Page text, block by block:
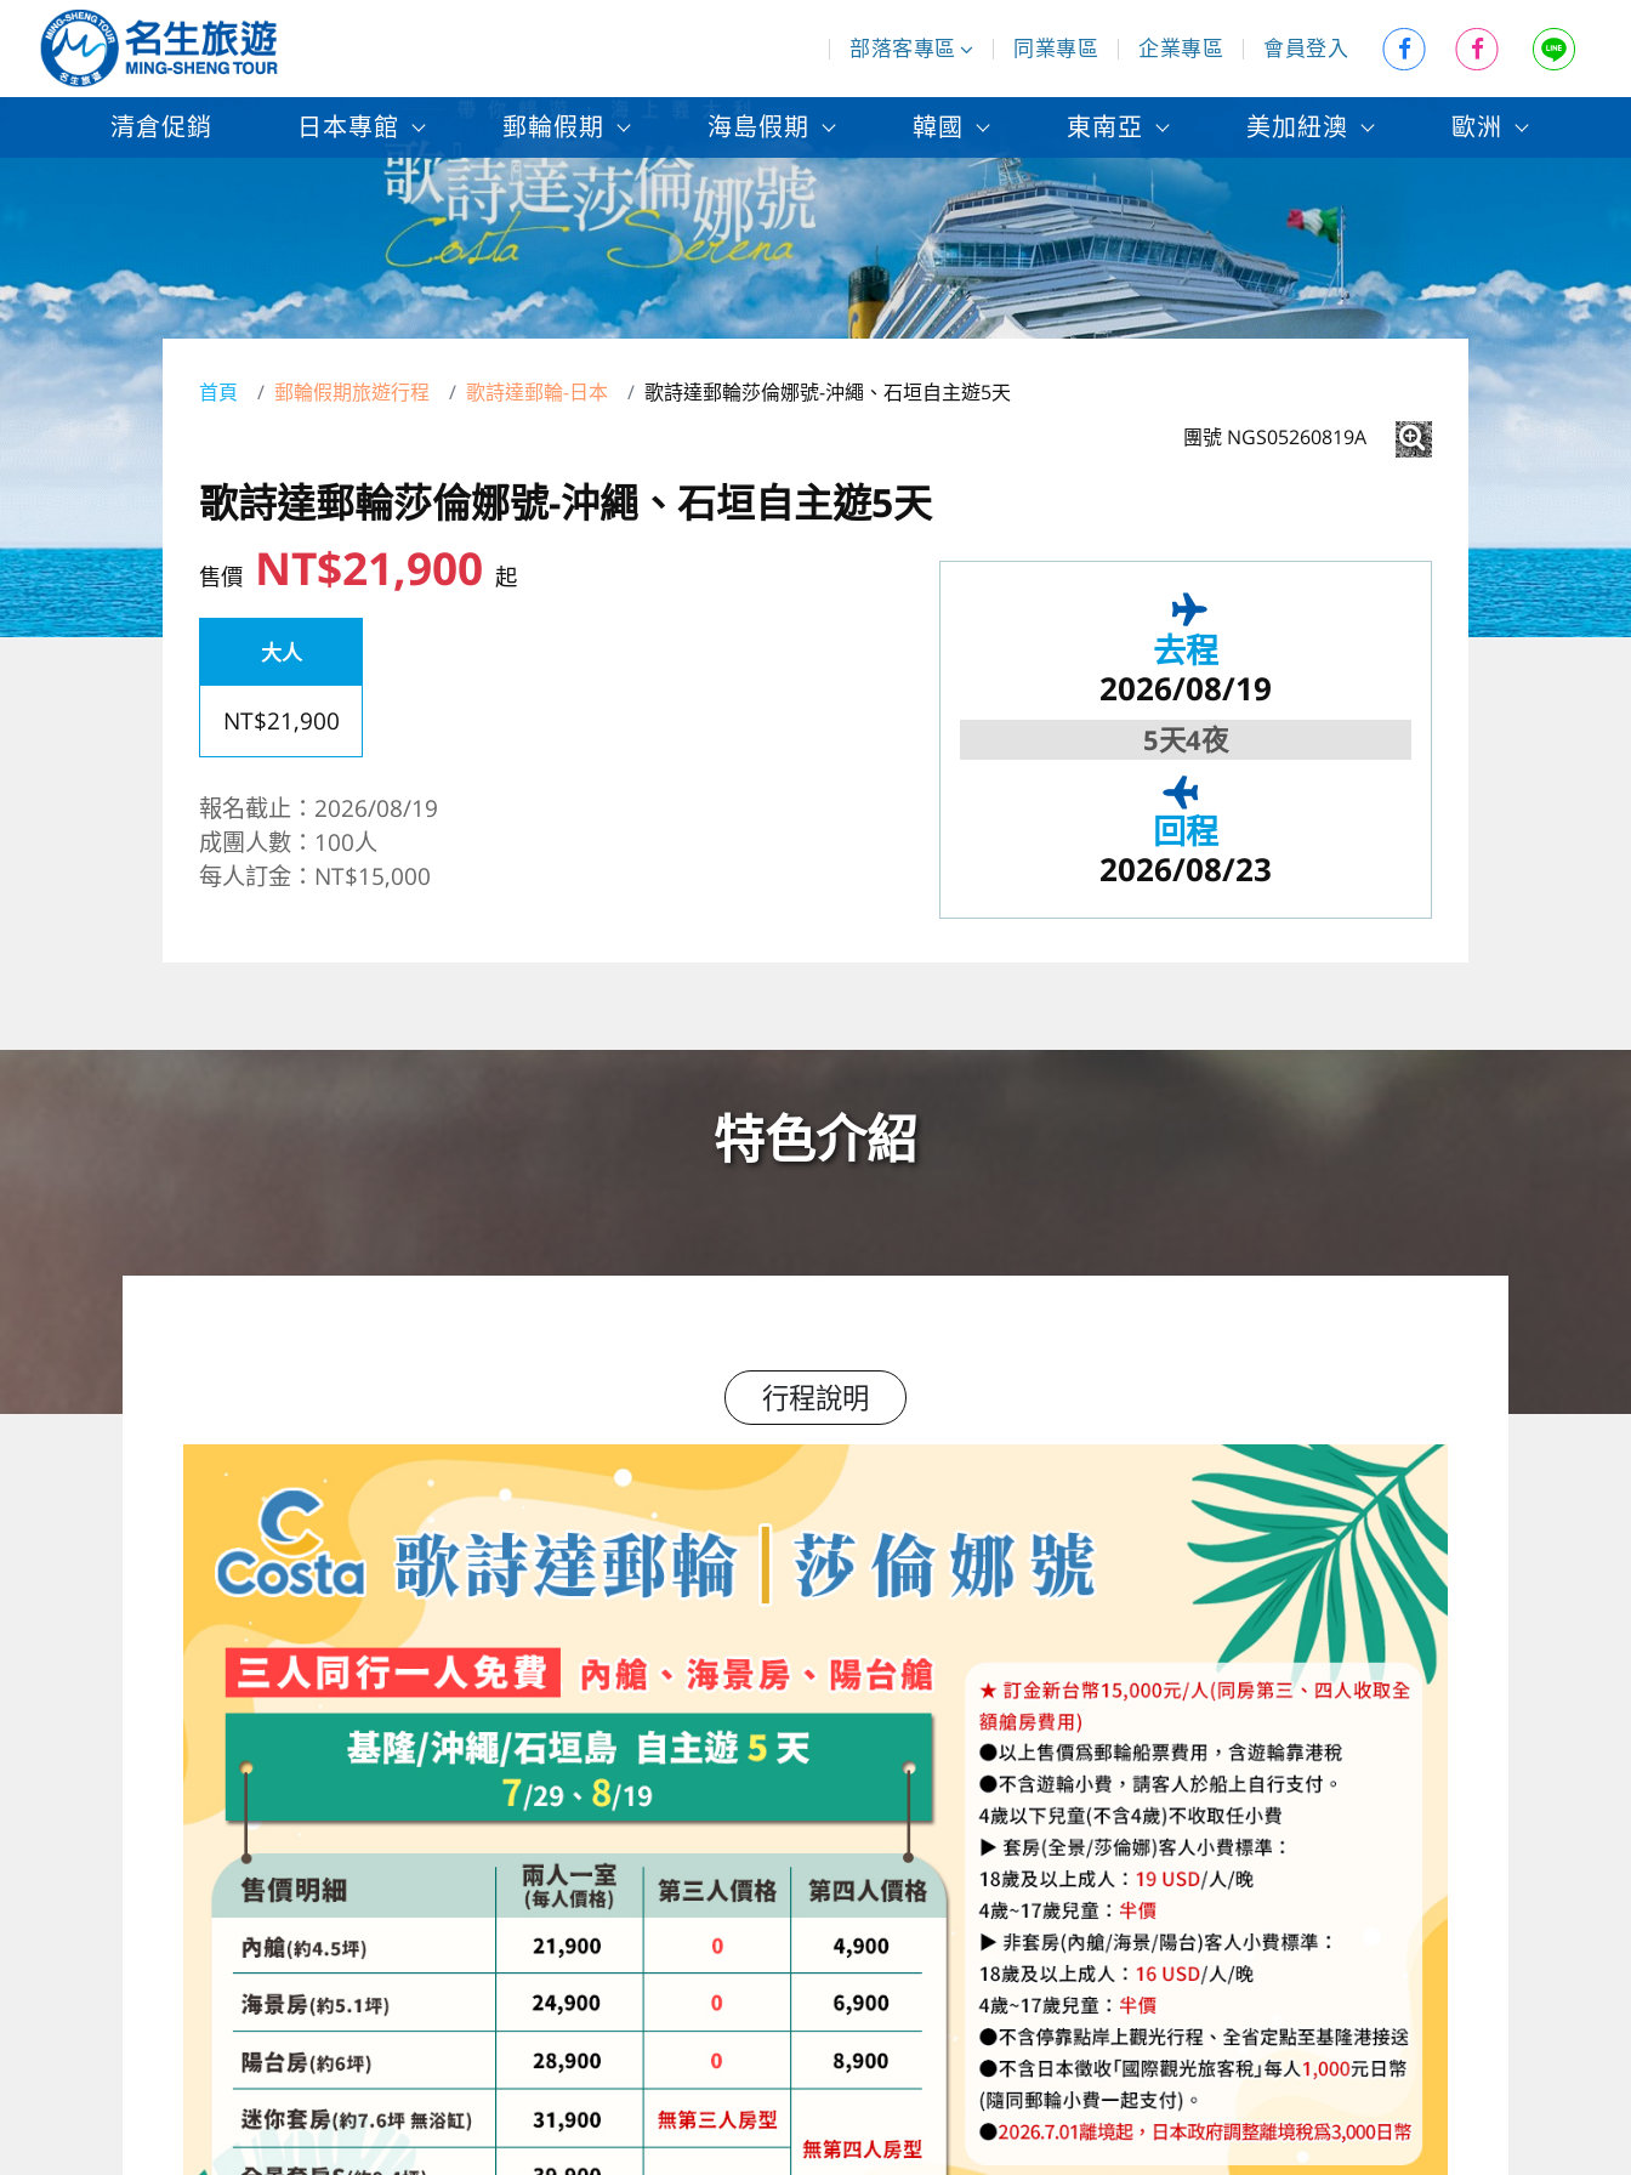
部落客專區 同業專區 企業專區 會員登入
清倉促銷 日本專館 郵輪假期 海島假期 韓國 東南亞 美加紐澳 歐洲
首頁 郵輪假期旅遊行程 歌詩達郵輪-日本
歌詩達郵輪莎倫娜號-沖繩、石垣自主遊5天
團號 NGS05260819A
歌詩達郵輪莎倫娜號-沖繩、石垣自主遊5天
售價 NT$21,900起
大人
NT$21,900
報名截止：2026/08/19
成團人數：100人
每人訂金：NT$15,000
去程
2026/08/19
5天4夜
回程
2026/08/23
特色介紹
行程說明